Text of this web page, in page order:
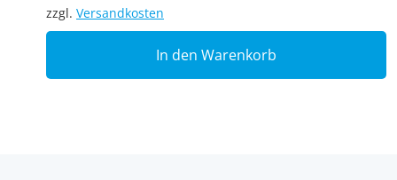
zzgl. Versandkosten
In den Warenkorb